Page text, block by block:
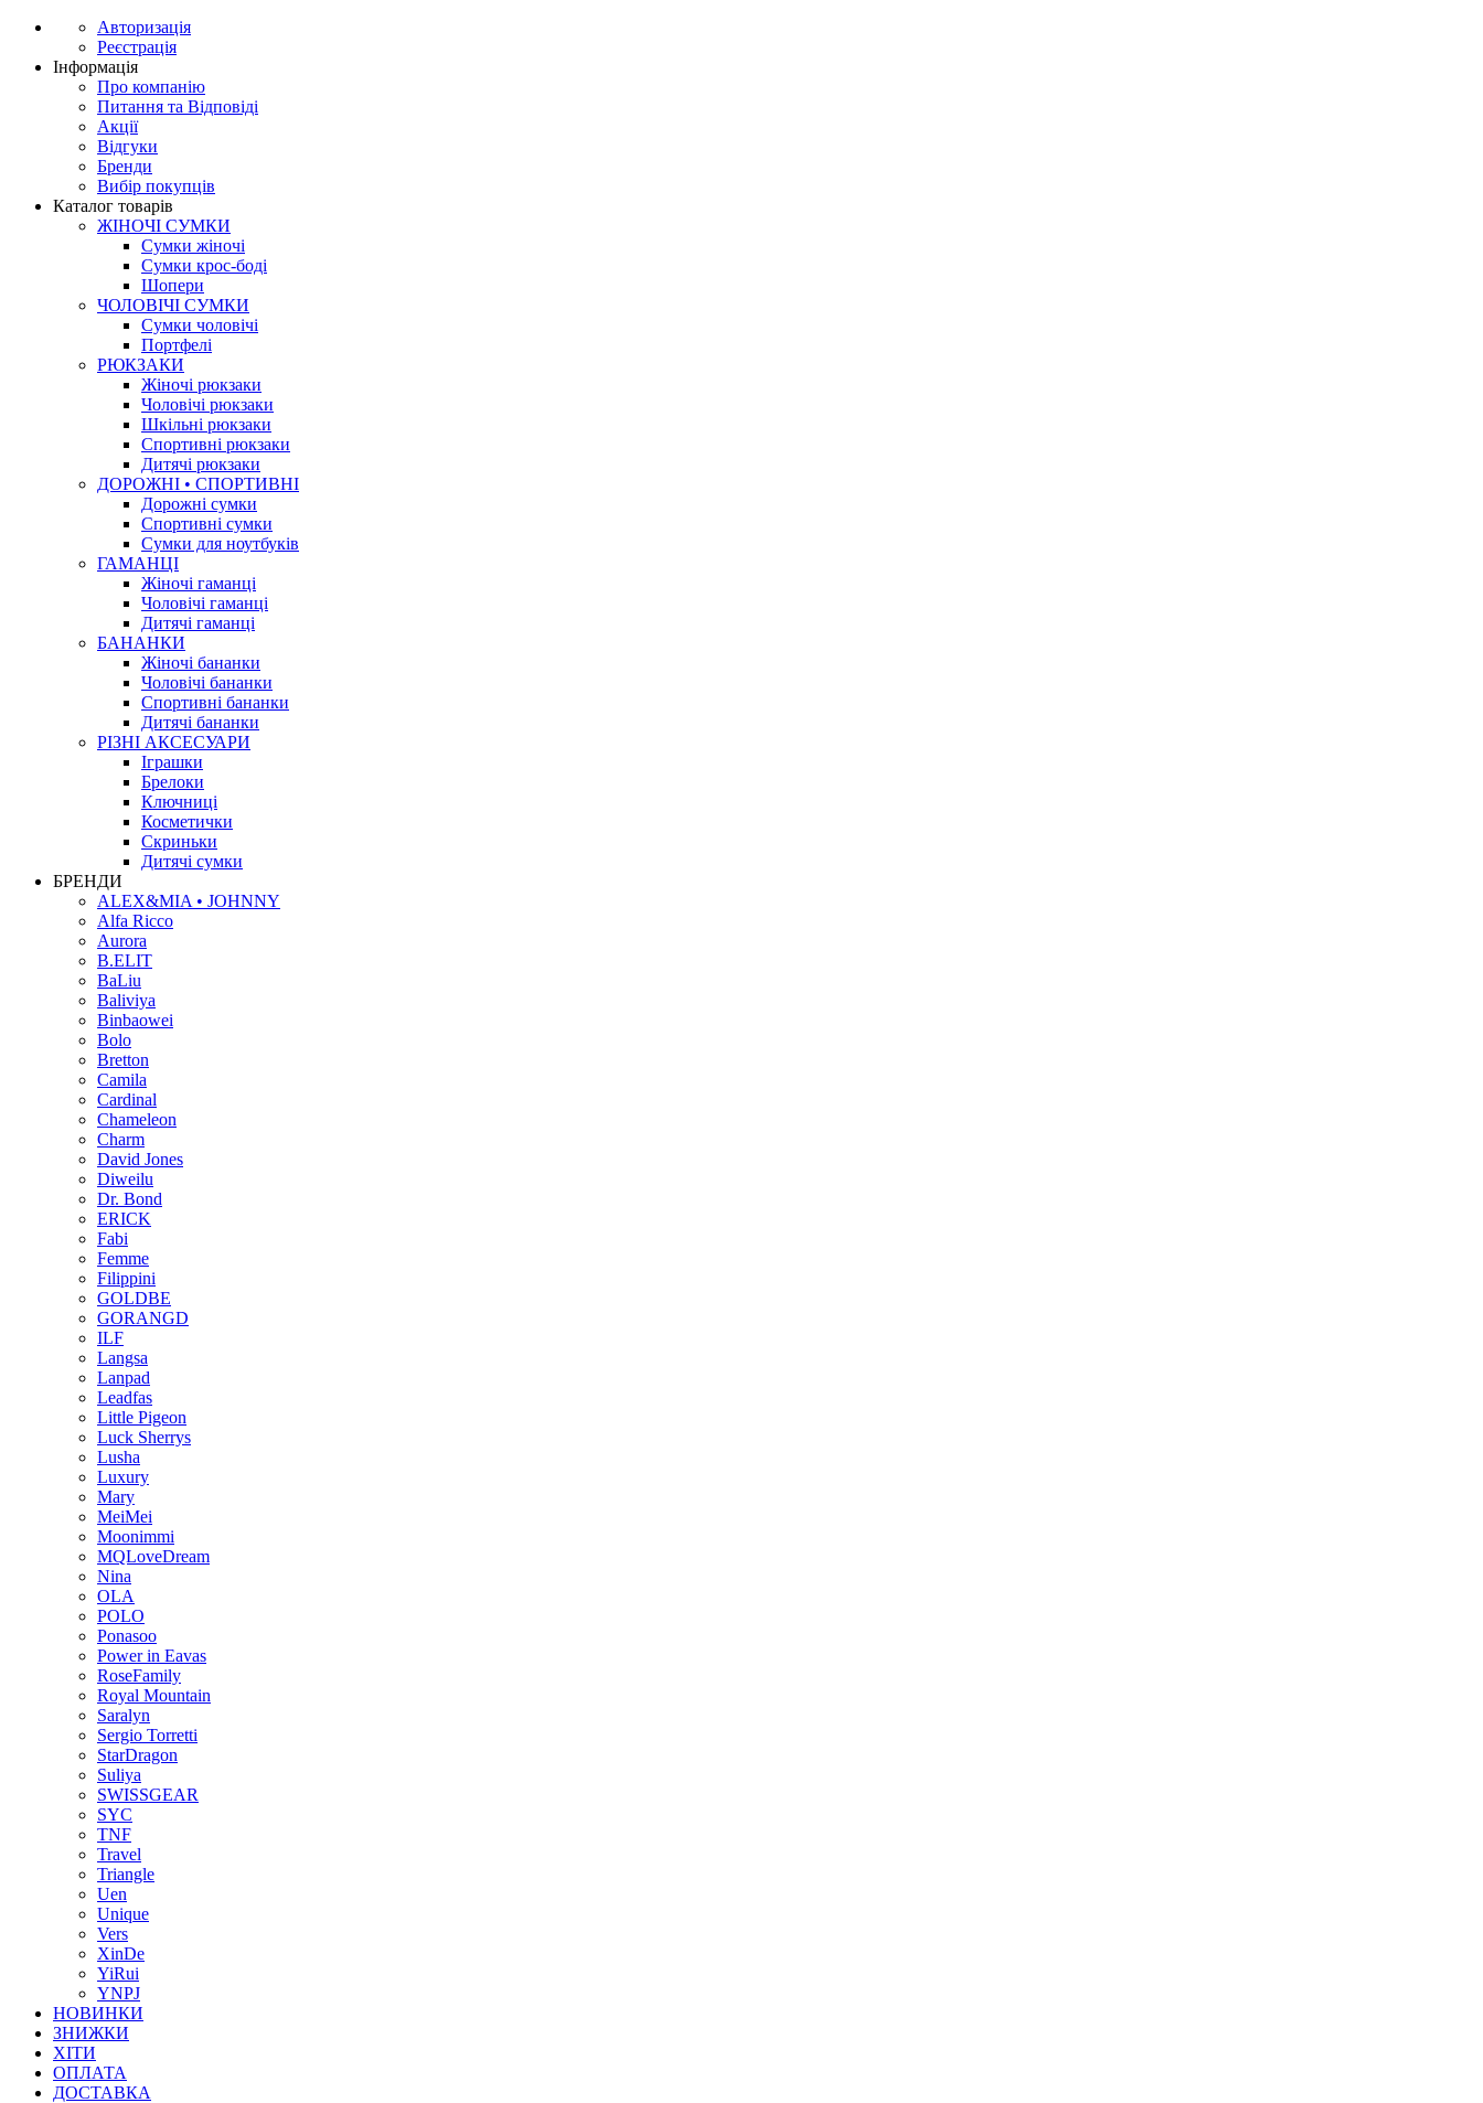
Авторизація
Реєстрація
Інформація
Про компанію
Питання та Відповіді
Акції
Відгуки
Бренди
Вибір покупців
Каталог товарів
ЖІНОЧІ СУМКИ
Сумки жіночі
Сумки крос-боді
Шопери
ЧОЛОВІЧІ СУМКИ
Сумки чоловічі
Портфелі
РЮКЗАКИ
Жіночі рюкзаки
Чоловічі рюкзаки
Шкільні рюкзаки
Спортивні рюкзаки
Дитячі рюкзаки
ДОРОЖНІ • СПОРТИВНІ
Дорожні сумки
Спортивні сумки
Сумки для ноутбуків
ГАМАНЦІ
Жіночі гаманці
Чоловічі гаманці
Дитячі гаманці
БАНАНКИ
Жіночі бананки
Чоловічі бананки
Спортивні бананки
Дитячі бананки
РІЗНІ АКСЕСУАРИ
Іграшки
Брелоки
Ключниці
Косметички
Скриньки
Дитячі сумки
БРЕНДИ
ALEX&MIA • JOHNNY
Alfa Ricco
Aurora
B.ELIT
BaLiu
Baliviya
Binbaowei
Bolo
Bretton
Camila
Cardinal
Chameleon
Charm
David Jones
Diweilu
Dr. Bond
ERICK
Fabi
Femme
Filippini
GOLDBE
GORANGD
ILF
Langsa
Lanpad
Leadfas
Little Pigeon
Luck Sherrys
Lusha
Luxury
Mary
MeiMei
Moonimmi
MQLoveDream
Nina
OLA
POLO
Ponasoo
Power in Eavas
RoseFamily
Royal Mountain
Saralyn
Sergio Torretti
StarDragon
Suliya
SWISSGEAR
SYC
TNF
Travel
Triangle
Uen
Unique
Vers
XinDe
YiRui
YNPJ
НОВИНКИ
ЗНИЖКИ
ХІТИ
ОПЛАТА
ДОСТАВКА